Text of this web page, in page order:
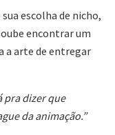
escolha de nicho,
encontrar um
a arte de entregar
pra dizer que
da animação.”